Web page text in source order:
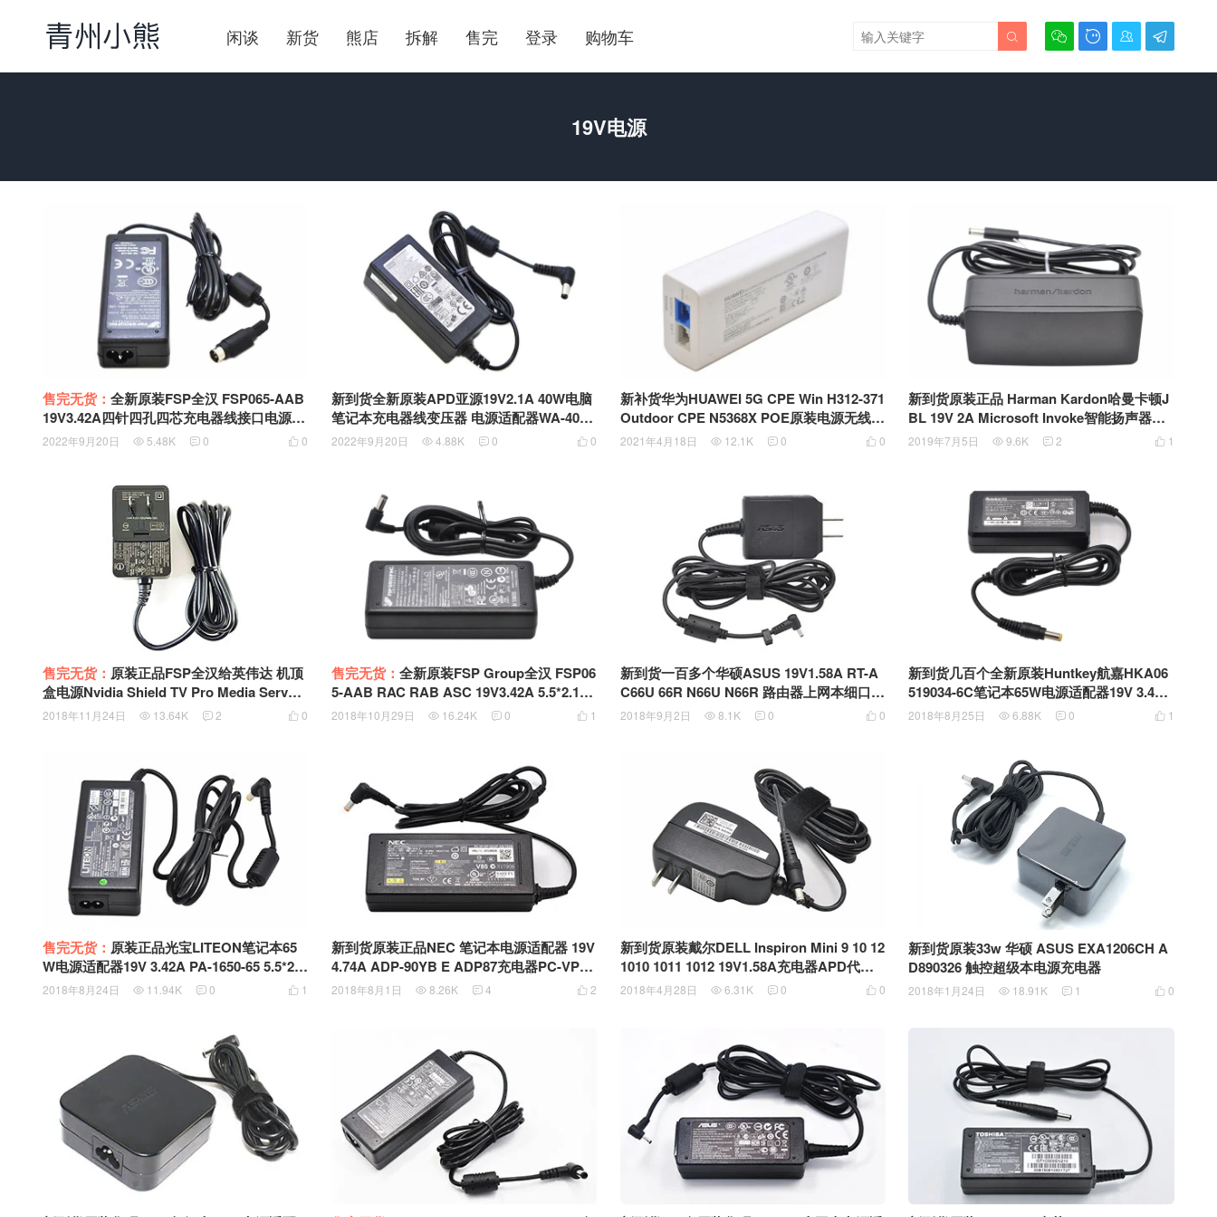
闲谈 新货 熊店 拆解 售完 登录 购物车    

19V电源
售完无货： 全新原装FSP全汉 FSP065-AAB
19V3.42A四针四孔四芯充电器线接口电源适
配器
 0
2022年9月20日  5.48K  0
新到货全新原装APD亚源19V2.1A 40W电脑
笔记本充电器线变压器 电源适配器WA-40E1
9R 5525接口
 0
2022年9月20日  4.88K  0
新补货华为HUAWEI 5G CPE Win H312-371
Outdoor CPE N5368X POE原装电源无线A
P供电模块 HW-190126D0D HW-190126D1
 0
2021年4月18日  12.1K  0
新到货原装正品 Harman Kardon哈曼卡顿J
BL 19V 2A Microsoft Invoke智能扬声器On
yx Studio 音乐卫星 Aura Studio 蓝牙琉璃
 1
2019年7月5日  9.6K  2
售完无货： 原装正品FSP全汉给英伟达 机顶
盒电源Nvidia Shield TV Pro Media Server
AC Adapter Power Supply Charger SPA0
 0
2018年11月24日  13.64K  2
售完无货： 全新原装FSP Group全汉 FSP06
5-AAB RAC RAB ASC 19V3.42A 5.5*2.1m
m接口原装电源适配器
 1
2018年10月29日  16.24K  0
新到货一百多个华硕ASUS 19V1.58A RT-A
C66U 66R N66U N66R 路由器上网本细口电
源2.5*0.7mm EXA1004UH
 0
2018年9月2日  8.1K  0
新到货几百个全新原装Huntkey航嘉HKA06
519034-6C笔记本65W电源适配器19V 3.42A
5.5*2.5mm接口 Intel NUC电源适配器迷你主
 1
2018年8月25日  6.88K  0
售完无货： 原装正品光宝LITEON笔记本65
W电源适配器19V 3.42A PA-1650-65 5.5*2.5
mm接口 Intel NUC电源适配器
 1
2018年8月24日  11.94K  0
新到货原装正品NEC 笔记本电源适配器 19V
4.74A ADP-90YB E ADP87充电器PC-VP-W
P102/OP-520-76420 通用5.5mm x 2.5mm接
 2
2018年8月1日  8.26K  4
新到货原装戴尔DELL Inspiron Mini 9 10 12
1010 1011 1012 19V1.58A充电器APD代工W
A-30A19C 0U039H
 0
2018年4月28日  6.31K  0
新到货原装33w 华硕 ASUS EXA1206CH A
D890326 触控超级本电源充电器
 0
2018年1月24日  18.91K  1